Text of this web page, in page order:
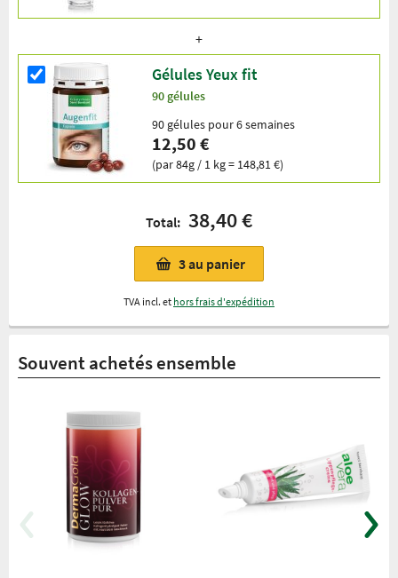
Gélules Yeux fit
90 gélules
90 gélules pour 6 semaines
12,50 €
(par 84g / 1 kg = 148,81 €)
Total: 38,40 €
3au panier
TVA incl. et hors frais d'expédition
Souvent achetés ensemble